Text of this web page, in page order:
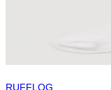
RUFFLOG